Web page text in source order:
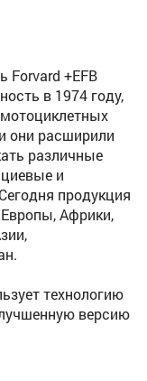
Forvard +EFB
в 1974 году,
они расширили
различные
и
продукция
Африки,
технологию
версию